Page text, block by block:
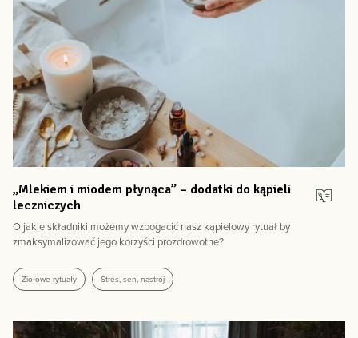
„Mlekiem i miodem płynąca” – dodatki do kąpieli
leczniczych
O jakie składniki możemy wzbogacić nasz kąpielowy rytuał by
zmaksymalizować jego korzyści prozdrowotne?
Ziołowe rytuały Stres, sen, nastrój